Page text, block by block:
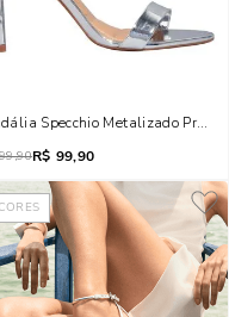
Folha Salto Alto
Specchio Metalizado Prata
R$ 99,90